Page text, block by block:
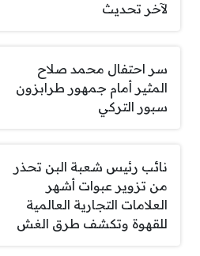
لآخر تحديث
سر احتفال محمد صلاح
المثير أمام جمهور طرابزون
سبور التركي
نائب رئيس شعبة البن تحذر
من تزوير عبوات أشهر
العلامات التجارية العالمية
للقهوة وتكشف طرق الغش